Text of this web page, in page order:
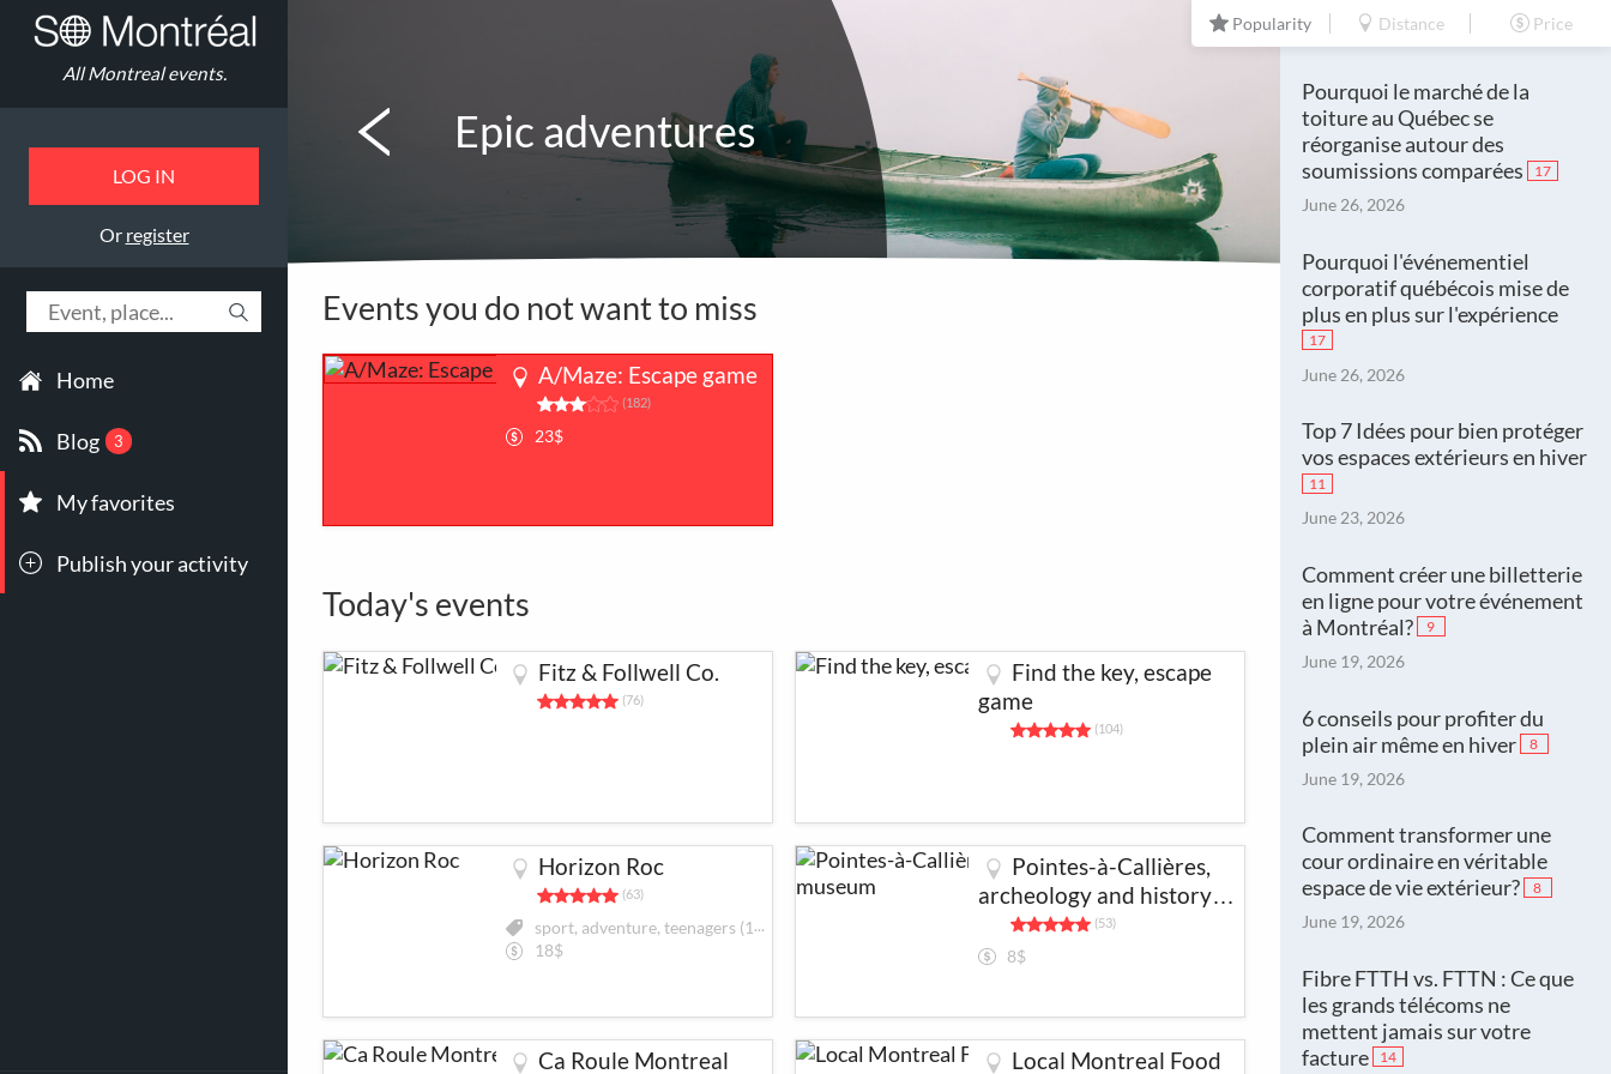
All Montreal events.
LOG IN
Or register
Home
Blog 3
My favorites
Publish your activity
Popularity Distance Price
Epic adventures
Events you do not want to miss
A/Maze: Escape game
(182)
23$
Today's events
Fitz & Follwell Co.
(76)
Find the key, escape
game
(104)
Horizon Roc
(63)
sport, adventure, teenagers (13-17), kids, escalade
18$
Pointes-à-Callières,
archeology and history
museum
(53)
8$
Ca Roule Montreal Local Montreal Food
Our latest news
Pourquoi le marché de la
toiture au Québec se
réorganise autour des
soumissions comparées
17
June 26, 2026
Pourquoi l'événementiel
corporatif québécois mise de
plus en plus sur l'expérience
17
June 26, 2026
Top 7 Idées pour bien protéger
vos espaces extérieurs en hiver
11
June 23, 2026
Comment créer une billetterie
en ligne pour votre événement
à Montréal?
9
June 19, 2026
6 conseils pour profiter du
plein air même en hiver
8
June 19, 2026
Comment transformer une
cour ordinaire en véritable
espace de vie extérieur?
8
June 19, 2026
Fibre FTTH vs. FTTN : Ce que
les grands télécoms ne
mettent jamais sur votre
facture
14